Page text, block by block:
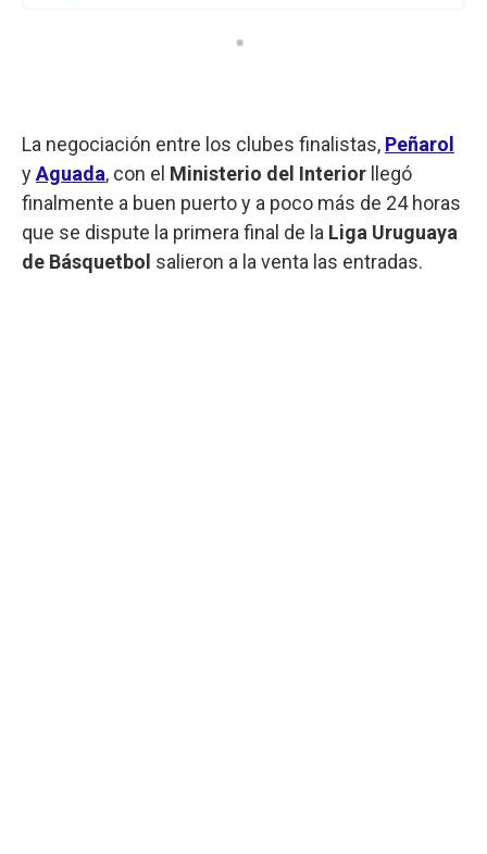
La negociación entre los clubes finalistas, Peñarol
yAguada, con el Ministerio del Interior
llegó
finalmente a buen puerto y a poco más de 24 horas
que se dispute la primera final de la Liga Uruguaya
de Básquetbol salieron a la venta las entradas.